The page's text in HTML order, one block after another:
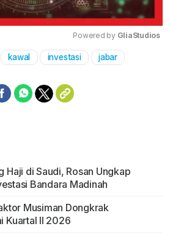
Mute
Powered by GliaStudios
kawal investasi jabar
Haji di Saudi, Rosan Ungkap
Bandara Madinah
Musiman Dongkrak
Kuartal II 2026